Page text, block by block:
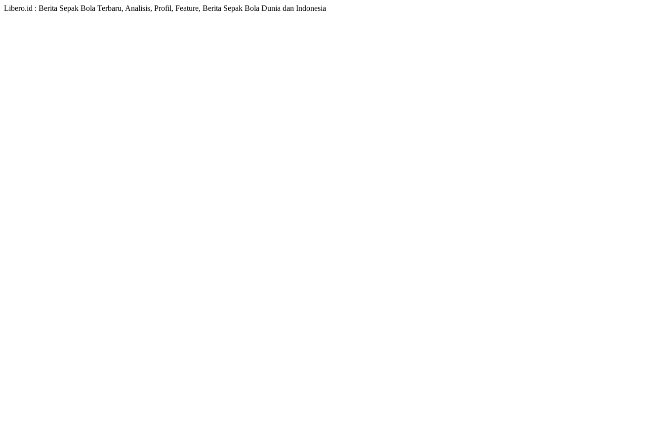
Libero.id : Berita Sepak Bola Terbaru, Analisis, Profil, Feature, Berita Sepak Bola Dunia dan Indonesia